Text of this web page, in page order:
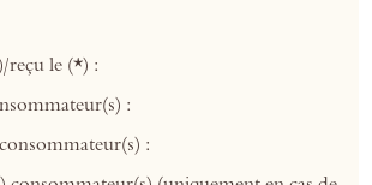
reçu le (*) :
:
: